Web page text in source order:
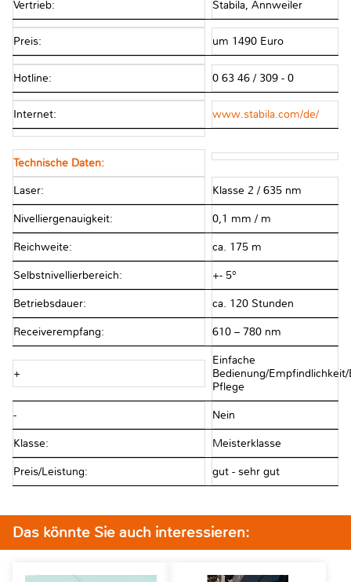
Vertrieb: Stabila, Annweiler
Preis: um 1490 Euro
Hotline: 0 63 46 / 309 - 0
Internet: www.stabila.com/de/
Technische Daten:
Laser: Klasse 2 / 635 nm
Nivelliergenauigkeit: 0,1 mm / m
Reichweite: ca. 175 m
Selbstnivellierbereich: +- 5°
Betriebsdauer: ca. 120 Stunden
Receiverempfang: 610 – 780 nm
+
Einfache
Bedienung/Empfindlichkeit/
Pflege
- Nein
Klasse: Meisterklasse
Preis/Leistung: gut - sehr gut
Das könnte Sie auch interessieren: